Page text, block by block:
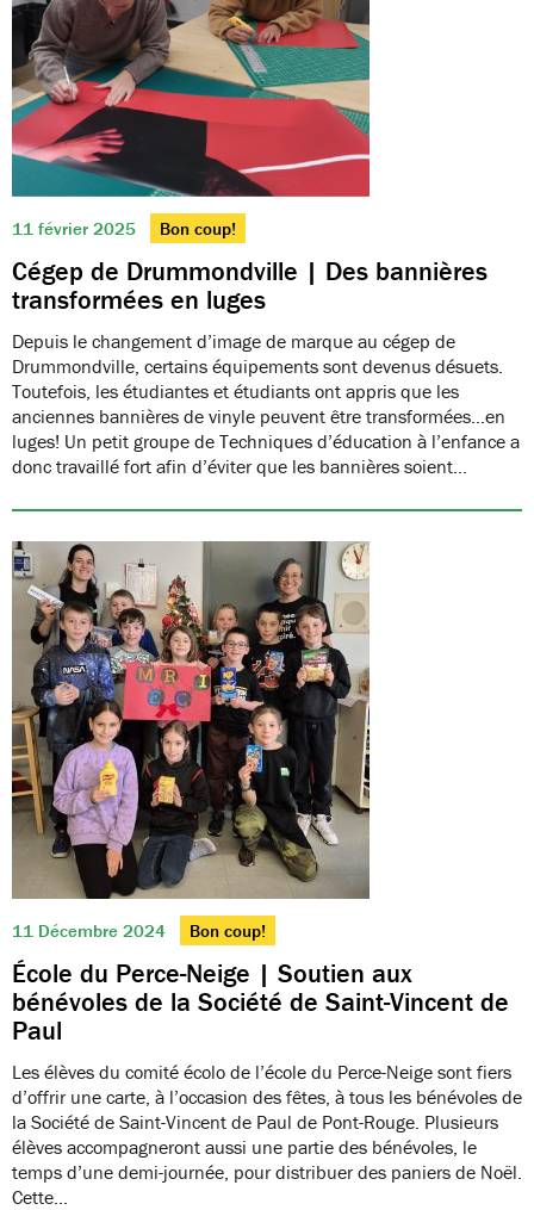
11 février 2025 Bon coup!
Cégep de Drummondville | Des bannières
transformées en luges
Depuis le changement d’image de marque au cégep de
Drummondville, certains équipements sont devenus désuets.
Toutefois, les étudiantes et étudiants ont appris que les
anciennes bannières de vinyle peuvent être transformées…en
luges! Un petit groupe de Techniques d’éducation à l’enfance a
donc travaillé fort afin d’éviter que les bannières soient…
11 Décembre 2024 Bon coup!
École du Perce-Neige | Soutien aux
bénévoles de la Société de Saint-Vincent de
Paul
Les élèves du comité écolo de l’école du Perce-Neige sont fiers
d’offrir une carte, à l’occasion des fêtes, à tous les bénévoles de
la Société de Saint-Vincent de Paul de Pont-Rouge. Plusieurs
élèves accompagneront aussi une partie des bénévoles, le
temps d’une demi-journée, pour distribuer des paniers de Noël.
Cette…